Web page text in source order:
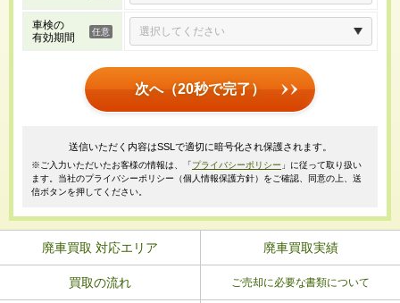
車検の
有効期間
次へ（20秒で完了）
送信いただく内容はSSLで適切に暗号化され保護されます。
※ご入力いただいたお客様の情報は、「プライバシーポリシー 」に従って取り扱い
ます。当社のプライバシーポリシー（個人情報保護方針）をご確認、同意の上、送
信ボタンを押してください。
廃車買取 対応エリア 廃車買取実績
買取の流れ ご売却に必要な書類について